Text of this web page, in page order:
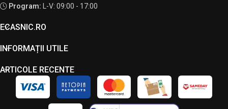
Program:
L-V: 09:00 - 17:00
ECASNIC.RO
INFORMAȚII UTILE
ARTICOLE RECENTE